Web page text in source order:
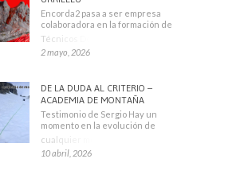
Encorda2 pasa a ser empresa
colaboradora en la formación de
Técnicos Deportivos
2 mayo, 2026
DE LA DUDA AL CRITERIO –
ACADEMIA DE MONTAÑA
Testimonio de Sergio Hay un
momento en la evolución de
cualquier montañero
10 abril, 2026